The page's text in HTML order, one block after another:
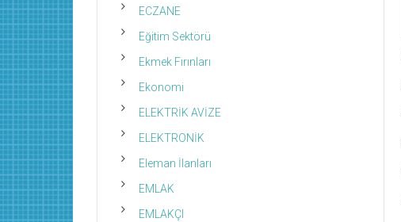
ECZANE
Eğitim Sektörü
Ekmek Fırınları
Ekonomi
ELEKTRİK AVİZE
ELEKTRONİK
Eleman İlanları
EMLAK
EMLAKÇI